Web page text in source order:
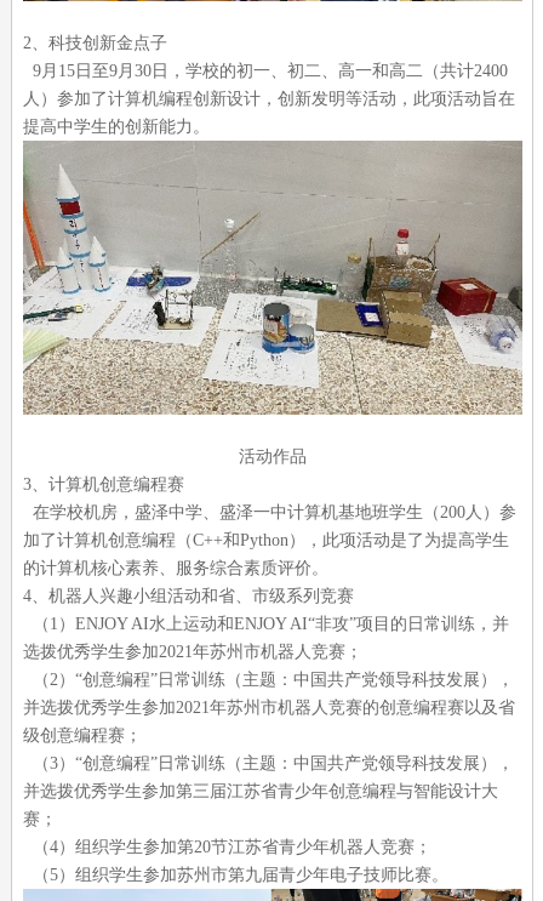
2、科技创新金点子
9月15日至9月30日，学校的初一、初二、高一和高二（共计2400
人）参加了计算机编程创新设计，创新发明等活动，此项活动旨在
提高中学生的创新能力。
活动作品
3、计算机创意编程赛
在学校机房，盛泽中学、盛泽一中计算机基地班学生（200人）参
加了计算机创意编程（C++和Python），此项活动是了为提高学生
的计算机核心素养、服务综合素质评价。
4、机器人兴趣小组活动和省、市级系列竞赛
（1）ENJOY AI水上运动和ENJOY AI“非攻”项目的日常训练，并
选拨优秀学生参加2021年苏州市机器人竞赛；
（2）“创意编程”日常训练（主题：中国共产党领导科技发展），
并选拨优秀学生参加2021年苏州市机器人竞赛的创意编程赛以及省
级创意编程赛；
（3）“创意编程”日常训练（主题：中国共产党领导科技发展），
并选拨优秀学生参加第三届江苏省青少年创意编程与智能设计大
赛；
（4）组织学生参加第20节江苏省青少年机器人竞赛；
（5）组织学生参加苏州市第九届青少年电子技师比赛。